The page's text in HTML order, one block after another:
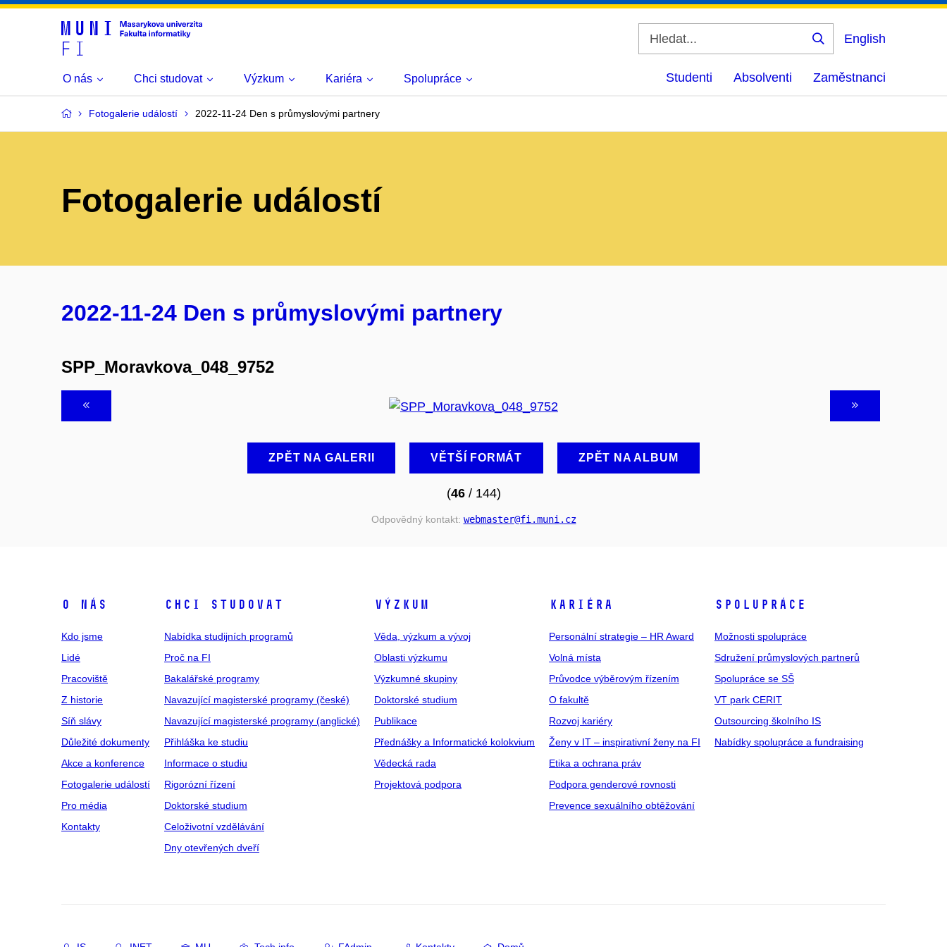
Vyhledat
English
O nás Chci studovat Výzkum Kariéra Spolupráce Studenti Absolventi Zaměstnanci
Fotogalerie událostí 2022-11-24 Den s průmyslovými partnery
Fotogalerie událostí
2022-11-24 Den s průmyslovými partnery
SPP_Moravkova_048_9752
ZPĚT NA GALERII VĚTŠÍ FORMÁT ZPĚT NA ALBUM
(46/ 144)
Odpovědný kontakt: webmaster@fi .muni .cz
O NÁS
Kdo jsme
Lidé
Pracoviště
Z historie
Síň slávy
Důležité dokumenty
Akce a konference
Fotogalerie událostí
Pro média
Kontakty
CHCI STUDOVAT
Nabídka studijních programů
Proč na FI
Bakalářské programy
Navazující magisterské programy (české)
Navazující magisterské programy (anglické)
Přihláška ke studiu
Informace o studiu
Rigorózní řízení
Doktorské studium
Celoživotní vzdělávání
Dny otevřených dveří
VÝZKUM
Věda, výzkum a vývoj
Oblasti výzkumu
Výzkumné skupiny
Doktorské studium
Publikace
Přednášky a Informatické kolokvium
Vědecká rada
Projektová podpora
KARIÉRA
Personální strategie – HR Award
Volná místa
Průvodce výběrovým řízením
O fakultě
Rozvoj kariéry
Ženy v IT – inspirativní ženy na FI
Etika a ochrana práv
Podpora genderové rovnosti
Prevence sexuálního obtěžování
SPOLUPRÁCE
Možnosti spolupráce
Sdružení průmyslových partnerů
Spolupráce se SŠ
VT park CERIT
Outsourcing školního IS
Nabídky spolupráce a fundraising